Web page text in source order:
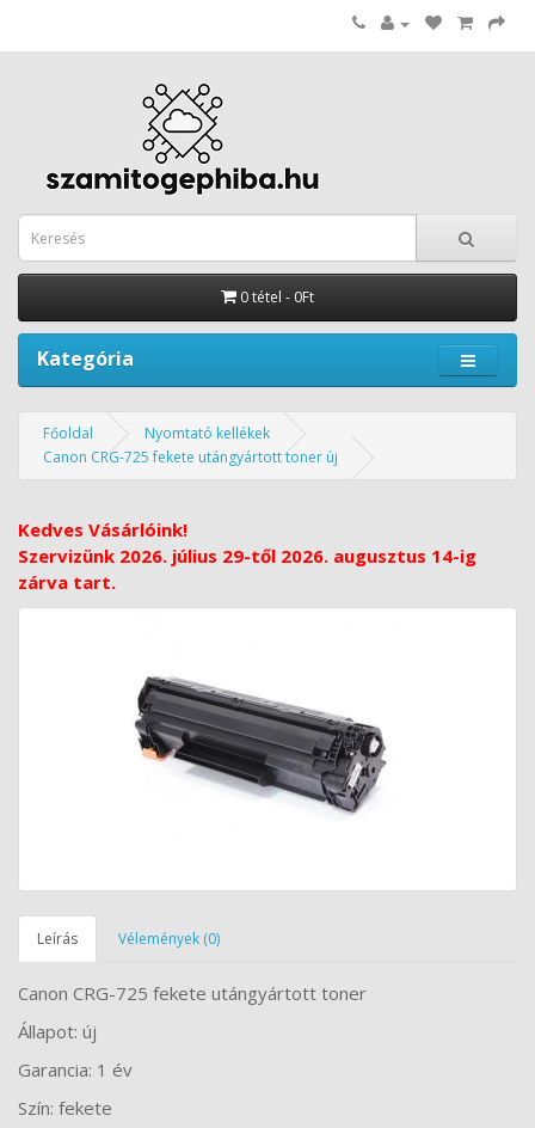
0 tétel - 0Ft
Kategória
Főoldal
Nyomtató kellékek
Canon CRG-725 fekete utángyártott toner új
Kedves Vásárlóink!
Szervizünk 2026. július 29-től 2026. augusztus 14-ig
zárva tart.
Leírás Vélemények (0)
Canon CRG-725 fekete utángyártott toner
Állapot: új
Garancia: 1 év
Szín: fekete